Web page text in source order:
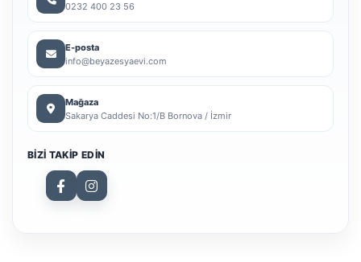
0232 400 23 56
E-posta
info@beyazesyaevi.com
Mağaza
Sakarya Caddesi No:1/B Bornova / İzmir
BIZI TAKIP EDIN